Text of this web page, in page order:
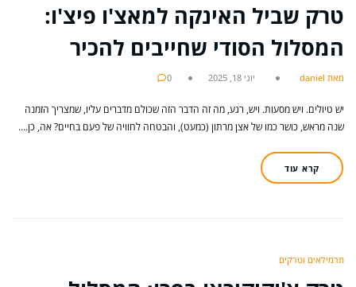
טרק שביל האינקה למאצ'ו פיצ'ו:
המסלול הסודי שחייבים להכיר
מאת daniel יוני 18, 2025 0
יש טיולים. ויש מסעות. ויש, רגע, מה זה הדבר הזה שכולם מדברים עליו, שמצריך הזמנה
שנה מראש, כושר כמו של אצן מרתון (כמעט), והבטחה לחוויה של פעם בחיים? אה, כן.…
קרא עוד
תרמילאים וטרקים